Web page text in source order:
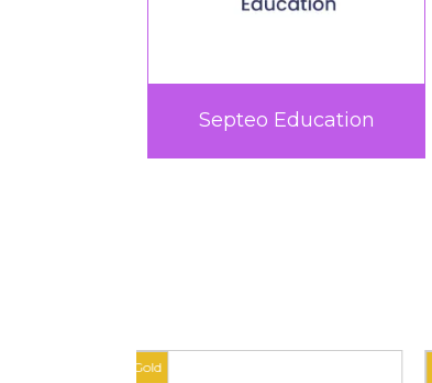
Septeo Education
Gold